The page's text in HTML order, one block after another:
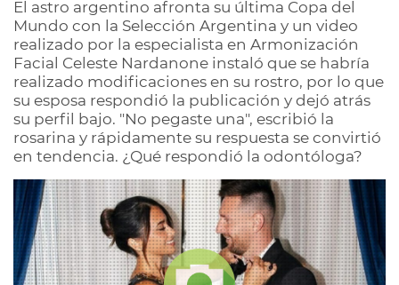
El astro argentino afronta su última Copa del
Mundo con la Selección Argentina y un video
realizado por la especialista en Armonización
Facial Celeste Nardanone instaló que se habría
realizado modificaciones en su rostro, por lo que
su esposa respondió la publicación y dejó atrás
su perfil bajo. "No pegaste una", escribió la
rosarina y rápidamente su respuesta se convirtió
en tendencia. ¿Qué respondió la odontóloga?